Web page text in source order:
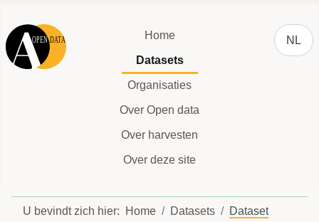
Home
Datasets
Organisaties
Over Open data
Over harvesten
Over deze site
NL
U bevindt zich hier: Home Datasets Dataset